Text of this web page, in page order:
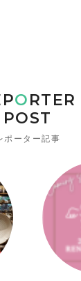
ORTER
POST
ポーター記事